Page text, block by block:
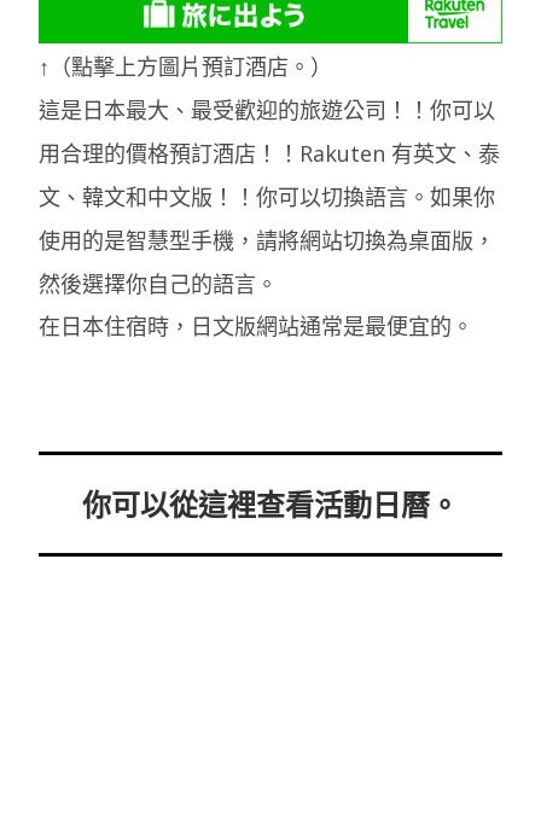
↑（點擊上方圖片預訂酒店。）
這是日本最大、最受歡迎的旅遊公司！！你可以
用合理的價格預訂酒店！！Rakuten 有英文、泰
文、韓文和中文版！！你可以切換語言。如果你
使用的是智慧型手機，請將網站切換為桌面版，
然後選擇你自己的語言。
在日本住宿時，日文版網站通常是最便宜的。
你可以從這裡查看活動日曆。